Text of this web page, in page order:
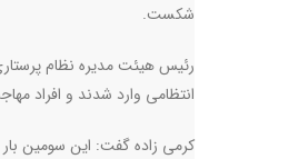
شکست.
رئیس هیئت مدیره نظام
انتظامی وارد شدند و افراد
کرمی زاده گفت: این سومین بار